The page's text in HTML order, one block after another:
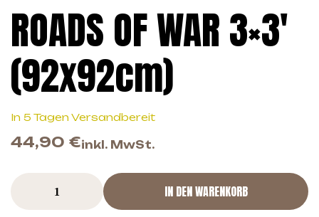
ROADS OF WAR 3×3′
(92x92cm)
In 5 Tagen Versandbereit
44,90 €inkl. MwSt.
IN DEN WARENKORB